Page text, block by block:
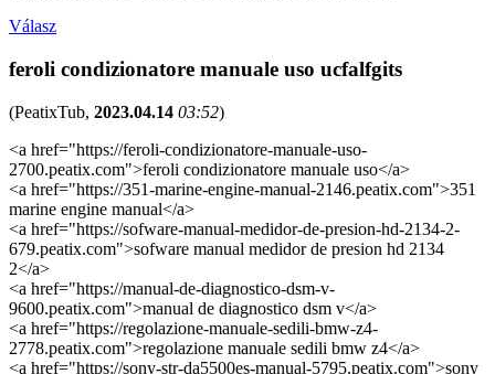
Válasz
feroli condizionatore manuale uso ucfalfgits
(PeatixTub, 2023.04.14 03:52)
<a href="https://feroli-condizionatore-manuale-uso-
2700.peatix.com">feroli condizionatore manuale uso</a>
<a href="https://351-marine-engine-manual-2146.peatix.com">351
marine engine manual</a>
<a href="https://sofware-manual-medidor-de-presion-hd-2134-2-
679.peatix.com">sofware manual medidor de presion hd 2134
2</a>
<a href="https://manual-de-diagnostico-dsm-v-
9600.peatix.com">manual de diagnostico dsm v</a>
<a href="https://regolazione-manuale-sedili-bmw-z4-
2778.peatix.com">regolazione manuale sedili bmw z4</a>
<a href="https://sony-str-da5500es-manual-5795.peatix.com">sony